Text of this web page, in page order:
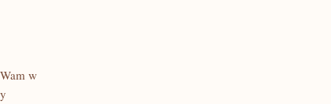
w